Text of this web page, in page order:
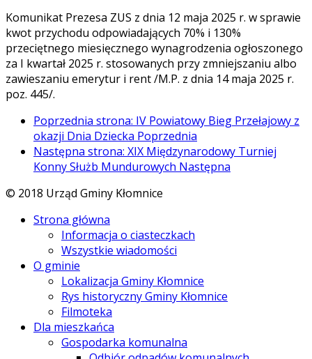
Komunikat Prezesa ZUS z dnia 12 maja 2025 r. w sprawie
kwot przychodu odpowiadających 70% i 130%
przeciętnego miesięcznego wynagrodzenia ogłoszonego
za I kwartał 2025 r. stosowanych przy zmniejszaniu albo
zawieszaniu emerytur i rent /M.P. z dnia 14 maja 2025 r.
poz. 445/.
Poprzednia strona: IV Powiatowy Bieg Przełajowy z
okazji Dnia Dziecka Poprzednia
Następna strona: XIX Międzynarodowy Turniej
Konny Służb Mundurowych Następna
© 2018 Urząd Gminy Kłomnice
Strona główna
Informacja o ciasteczkach
Wszystkie wiadomości
O gminie
Lokalizacja Gminy Kłomnice
Rys historyczny Gminy Kłomnice
Filmoteka
Dla mieszkańca
Gospodarka komunalna